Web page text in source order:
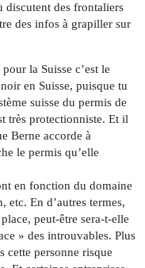
discutent des frontaliers
des infos à grapiller sur
la Suisse c’est le
en Suisse, puisque tu
suisse du permis de
très protectionniste. Et il
Berne accorde à
le permis qu’elle
en fonction du domaine
etc. En d’autres termes,
peut-être sera-t-elle
» des introuvables. Plus
cette personne risque